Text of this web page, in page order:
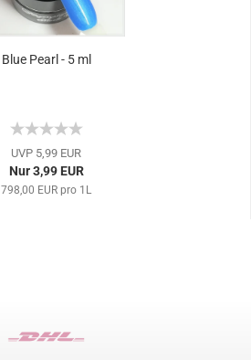
Blue Pearl - 5 ml
UVP 5,99 EUR
Nur 3,99 EUR
798,00 EUR pro 1L